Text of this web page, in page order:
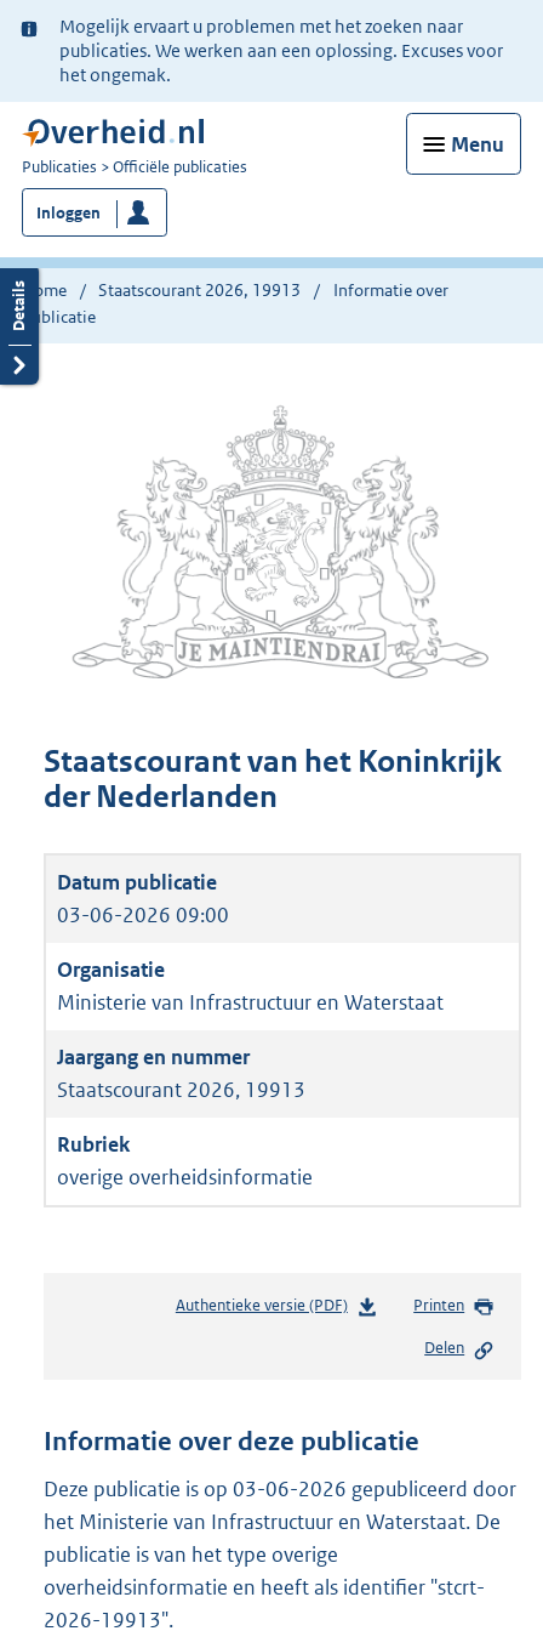
Ter
informatie:
Mogelijk ervaart u problemen met het zoeken naar
publicaties. We werken aan een oplossing. Excuses voor
het ongemak.
Menu
U
bent
nu
hier:
Publicaties Officiële publicaties
Inloggen
Home Staatscourant 2026, 19913
Informatie over
publicatie
Staatscourant van het Koninkrijk
der Nederlanden
03-06-2026 09:00
Ministerie van Infrastructuur en Waterstaat
Staatscourant 2026, 19913
overige overheidsinformatie
Authentieke versie (PDF)b
n
s
r
o
Printen
Delen
Informatie over deze publicatie
Deze publicatie is op 03-06-2026 gepubliceerd door
het Ministerie van Infrastructuur en Waterstaat. De
publicatie is van het type overige
overheidsinformatie en heeft als identifier "stcrt-
2026-19913".